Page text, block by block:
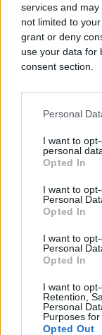
services and
not limited to
grant or deny
use your data for
consent section.
Personal
I want to
personal
Opted In
I want to
Personal
Opted In
I want to
Personal
Opted In
I want to
Retention,
Personal
Purposes for
Opted Out
#Francuska